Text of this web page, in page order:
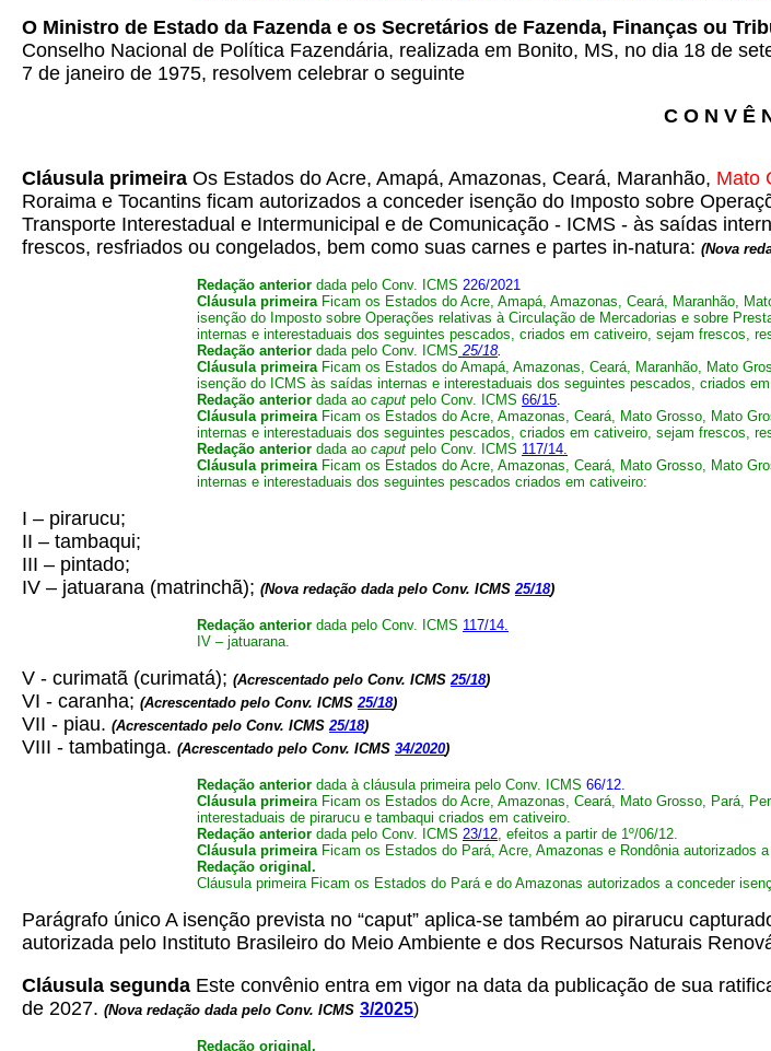
O Ministro de Estado da Fazenda e os Secretários de Fazenda, Finanças ou
Conselho Nacional de Política Fazendária, realizada em Bonito, MS, no dia 18 de
7 de janeiro de 1975, resolvem celebrar o seguinte
C O N V Ê
Cláusula primeira Os Estados do Acre, Amapá, Amazonas, Ceará, Maranhão, Mato
Roraima e Tocantins ficam autorizados a conceder isenção do Imposto sobre
Transporte Interestadual e Intermunicipal e de Comunicação - ICMS - às saídas
frescos, resfriados ou congelados, bem como suas carnes e partes in-natura: (Nova
Redação anterior dada pelo Conv. ICMS 226/2021
Cláusula primeira Ficam os Estados do Acre, Amapá, Amazonas, Ceará, Maranhão,
isenção do Imposto sobre Operações relativas à Circulação de Mercadorias e sobre
internas e interestaduais dos seguintes pescados, criados em cativeiro, sejam frescos,
Redação anterior dada pelo Conv. ICMS 25/18.
Cláusula primeiraFicam os Estados do Amapá, Amazonas, Ceará, Maranhão, Mato
isenção do ICMS às saídas internas e interestaduais dos seguintes pescados, criados
Redação anterior dada ao caput pelo Conv. ICMS 66/15.
Cláusula primeiraFicam os Estados do Acre, Amazonas, Ceará, Mato Grosso, Mato
internas e interestaduais dos seguintes pescados, criados em cativeiro, sejam frescos,
Redação anterior dada ao caput pelo Conv. ICMS 117/14.
Cláusula primeiraFicam os Estados do Acre, Amazonas, Ceará, Mato Grosso, Mato
internas e interestaduais dos seguintes pescados criados em cativeiro:
I – pirarucu;
II – tambaqui;
III – pintado;
IV – jatuarana (matrinchã); (Nova redação dada pelo Conv. ICMS25/18)
Redação anterior dada pelo Conv. ICMS 117/14.
IV – jatuarana.
V - curimatã (curimatá); (Acrescentado pelo Conv. ICMS25/18)
VI - caranha; (Acrescentado pelo Conv. ICMS25/18)
VII - piau. (Acrescentado pelo Conv. ICMS25/18)
VIII - tambatinga. (Acrescentado pelo Conv. ICMS 34/2020)
Redação anterior dada à cláusula primeira pelo Conv. ICMS 66/12.
Cláusula primeira Ficam os Estados do Acre, Amazonas, Ceará, Mato Grosso, Pará,
interestaduais de pirarucu e tambaqui criados em cativeiro.
Redação anterior dada pelo Conv. ICMS 23/12, efeitos a partir de 1º/06/12.
Cláusula primeiraFicam os Estados do Pará, Acre, Amazonas e Rondônia autorizados
Redação original.
Cláusula primeira Ficam os Estados do Pará e do Amazonas autorizados a conceder
Parágrafo único A isenção prevista no “caput” aplica-se também ao pirarucu
autorizada pelo Instituto Brasileiro do Meio Ambiente e dos Recursos Naturais
Cláusula segunda Este convênio entra em vigor na data da publicação de sua
de 2027. (Nova redação dada pelo Conv. ICMS 3/2025)
Redação original.